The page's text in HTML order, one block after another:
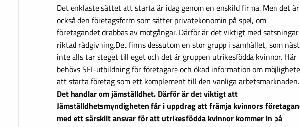
Det enklaste sättet att starta är idag genom en enskild firma. Men det är
också den företagsform som sätter privatekonomin på spel, om
företagandet drabbas av motgångar. Därför är det viktigt med satsningar
riktad rådgivning.Det finns dessutom en stor grupp i samhället, som
inte alls tar steget till eget och det är gruppen utrikesfödda kvinnor. Här
behövs SFI-utbildning för företagare och ökad information om
att starta företag som ett komplement till den vanliga arbetsmarknaden.
Det handlar om jämställdhet. Därför är det viktigt att
Jämställdhetsmyndigheten får i uppdrag att främja kvinnors
med ett särskilt ansvar för att utrikesfödda kvinnor kommer in på